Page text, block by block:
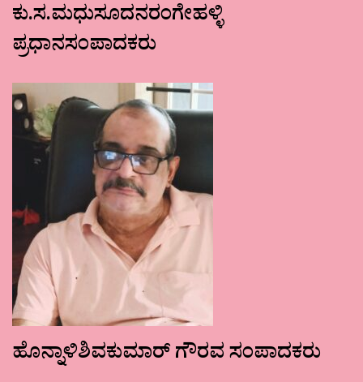
ಕು.ಸ.ಮಧುಸೂದನರಂಗೇಹಳ್ಳಿ
ಪ್ರಧಾನಸಂಪಾದಕರು
ಹೊನ್ನಾಳಿಶಿವಕುಮಾರ್ ಗೌರವ ಸಂಪಾದಕರು